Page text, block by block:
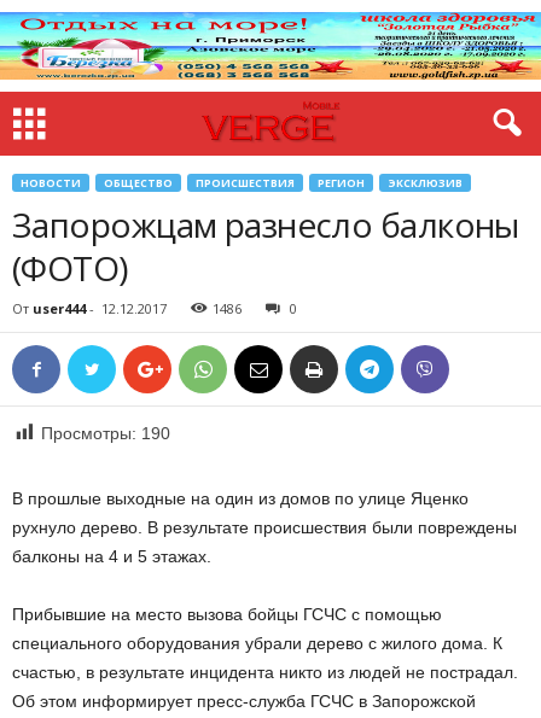
НОВОСТИ ОБЩЕСТВО ПРОИСШЕСТВИЯ РЕГИОН ЭКСКЛЮЗИВ
Запорожцам разнесло балконы
(ФОТО)
От user444- 12.12.2017 1486 0
Просмотры: 190
В прошлые выходные на один из домов по улице Яценко
рухнуло дерево. В результате происшествия были повреждены
балконы на 4 и 5 этажах.
Прибывшие на место вызова бойцы ГСЧС с помощью
специального оборудования убрали дерево с жилого дома. К
счастью, в результате инцидента никто из людей не пострадал.
Об этом информирует пресс-служба ГСЧС в Запорожской